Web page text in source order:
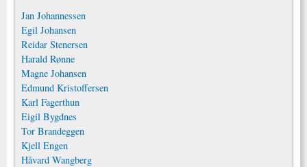
Jan Johannessen
Egil Johansen
Reidar Stenersen
Harald Rønne
Magne Johansen
Edmund Kristoffersen
Karl Fagerthun
Eigil Bygdnes
Tor Brandeggen
Kjell Engen
Håvard Wangberg